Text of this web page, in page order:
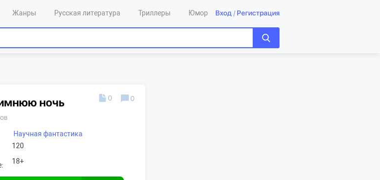
Жанры Русская литература Триллеры Юмор Вход / Регистрация
ночь
Научная фантастика
120
18+
0 0